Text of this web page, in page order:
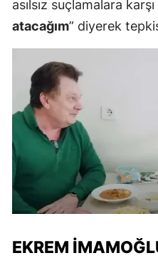
asılsız suçlamalara karşı
atacağım” diyerek
EKREM